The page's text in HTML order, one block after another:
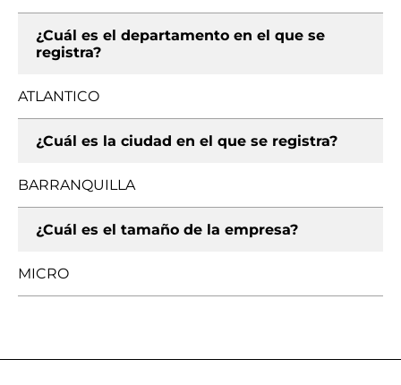
¿Cuál es el departamento en el que se
registra?
ATLANTICO
¿Cuál es la ciudad en el que se registra?
BARRANQUILLA
¿Cuál es el tamaño de la empresa?
MICRO